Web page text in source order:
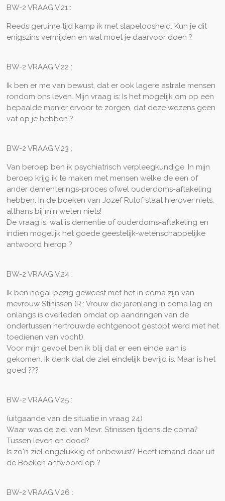
BW-2 VRAAG V.21 :
Reeds geruime tijd kamp ik met slapeloosheid. Kun je dit
enigszins vermijden en wat moet je daarvoor doen ?
BW-2 VRAAG V.22 :
Ik ben er me van bewust, dat er ook lagere astrale mensen
rondom ons leven. Mijn vraag is: Is het mogelijk om op een
bepaalde manier ervoor te zorgen, dat deze wezens geen
vat op je hebben ?
BW-2 VRAAG V.23 :
Van beroep ben ik psychiatrisch verpleegkundige. In mijn
beroep krijg ik te maken met mensen welke de een of
ander dementerings-proces ofwel ouderdoms-aftakeling
hebben. In de boeken van Jozef Rulof staat hierover niets,
althans bij m'n weten niets!
De vraag is: wat is dementie of ouderdoms-aftakeling en
indien mogelijk het goede geestelijk-wetenschappelijke
antwoord hierop ?
BW-2 VRAAG V.24 :
Ik ben nogal bezig geweest met het in coma zijn van
mevrouw Stinissen (R.: Vrouw die jarenlang in coma lag en
onlangs is overleden omdat op aandringen van de
ondertussen hertrouwde echtgenoot gestopt werd met het
toedienen van vocht).
Voor mijn gevoel ben ik blij dat er een einde aan is
gekomen. Ik denk dat de ziel eindelijk bevrijd is. Maar is het
goed ???
BW-2 VRAAG V.25 :
(uitgaande van de situatie in vraag 24)
Waar was de ziel van Mevr. Stinissen tijdens de coma?
Tussen leven en dood?
Is zo'n ziel ongelukkig of onbewust? Heeft iemand daar uit
de Boeken antwoord op ?
BW-2 VRAAG V.26 :